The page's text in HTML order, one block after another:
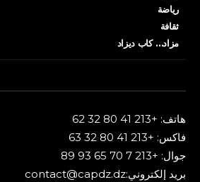
رياضة
ثقافة
مزاد… كاب ديزاد
هاتف: +213 41 80 32 62
فاكس: +213 41 80 32 63
جوال: +213 7 70 65 93 89
بريد إلكتروني:contact@capdz.dz